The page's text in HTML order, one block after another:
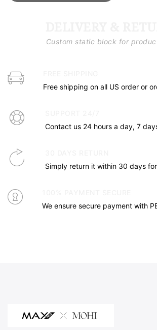
Custom static block for
Free shipping on all US order or
Contact us 24 hours a day, 7
Simply return it within 30 days
We ensure secure payment with